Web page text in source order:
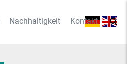
Nachhaltigkeit Kontakt